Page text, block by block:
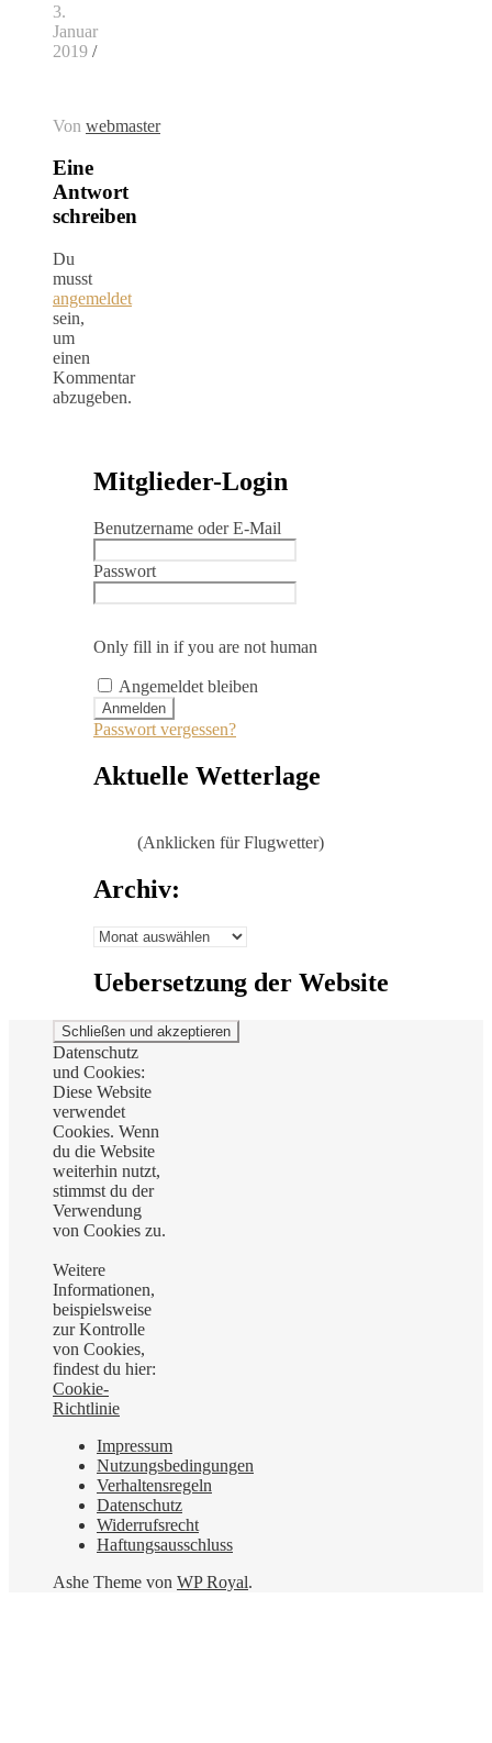
3.
Januar
2019 /
Von webmaster
Eine
Antwort
schreiben
Du
musst
angemeldet
sein,
um
einen
Kommentar
abzugeben.
Mitglieder-Login
Benutzername oder E-Mail
Passwort
Only fill in if you are not human
Angemeldet bleiben
Passwort vergessen?
Aktuelle Wetterlage
(Anklicken für Flugwetter)
Archiv:
Archiv:
Uebersetzung der Website
Datenschutz
und Cookies:
Diese Website
verwendet
Cookies. Wenn
du die Website
weiterhin nutzt,
stimmst du der
Verwendung
von Cookies zu.
Weitere
Informationen,
beispielsweise
zur Kontrolle
von Cookies,
findest du hier:
Cookie-
Richtlinie
Impressum
Nutzungsbedingungen
Verhaltensregeln
Datenschutz
Widerrufsrecht
Haftungsausschluss
Ashe Theme von WP Royal.